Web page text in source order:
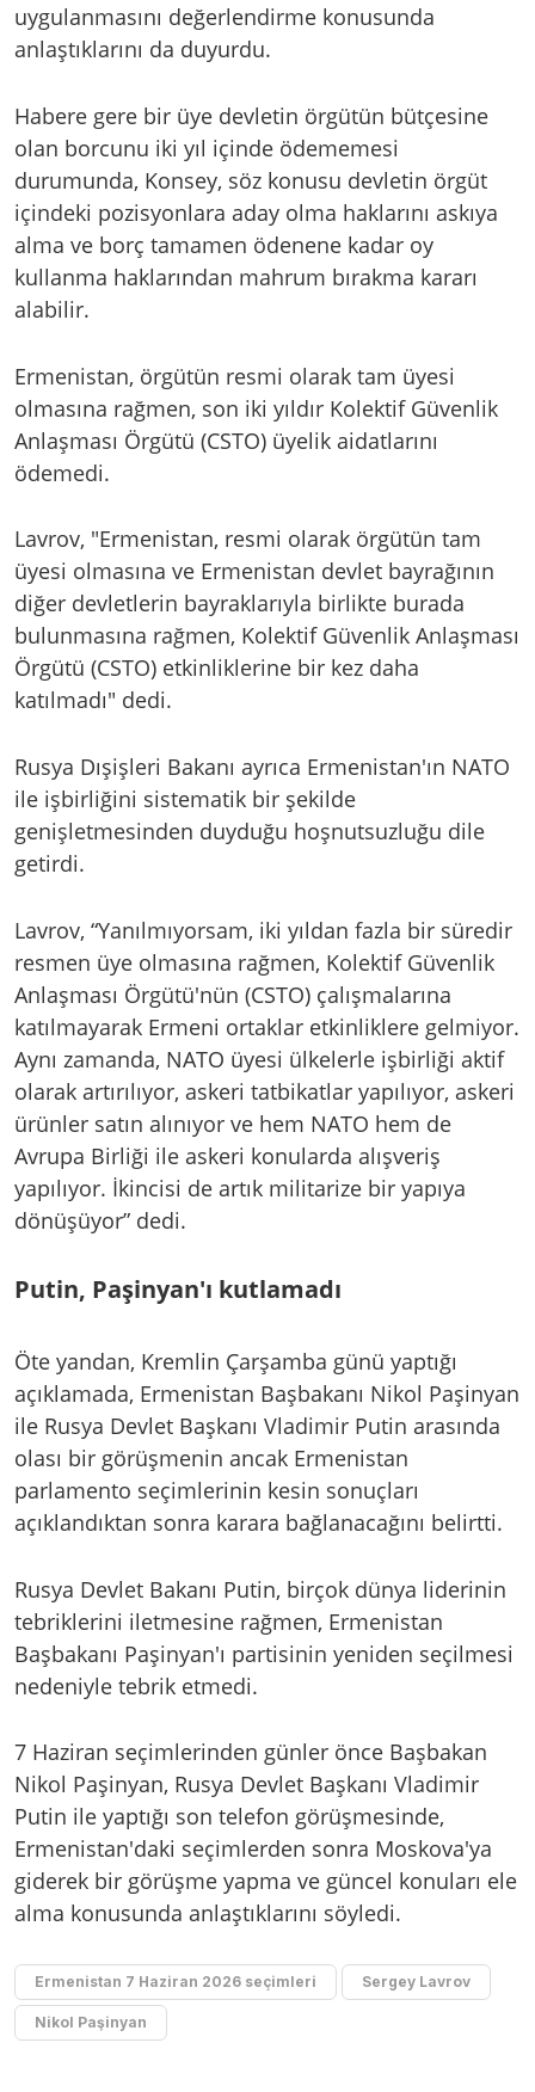
uygulanmasını değerlendirme konusunda
anlaştıklarını da duyurdu.
Habere gere bir üye devletin örgütün bütçesine
olan borcunu iki yıl içinde ödememesi
durumunda, Konsey, söz konusu devletin örgüt
içindeki pozisyonlara aday olma haklarını askıya
alma ve borç tamamen ödenene kadar oy
kullanma haklarından mahrum bırakma kararı
alabilir.
Ermenistan, örgütün resmi olarak tam üyesi
olmasına rağmen, son iki yıldır Kolektif Güvenlik
Anlaşması Örgütü (CSTO) üyelik aidatlarını
ödemedi.
Lavrov, "Ermenistan, resmi olarak örgütün tam
üyesi olmasına ve Ermenistan devlet bayrağının
diğer devletlerin bayraklarıyla birlikte burada
bulunmasına rağmen, Kolektif Güvenlik Anlaşması
Örgütü (CSTO) etkinliklerine bir kez daha
katılmadı" dedi.
Rusya Dışişleri Bakanı ayrıca Ermenistan'ın NATO
ile işbirliğini sistematik bir şekilde
genişletmesinden duyduğu hoşnutsuzluğu dile
getirdi.
Lavrov, “Yanılmıyorsam, iki yıldan fazla bir süredir
resmen üye olmasına rağmen, Kolektif Güvenlik
Anlaşması Örgütü'nün (CSTO) çalışmalarına
katılmayarak Ermeni ortaklar etkinliklere gelmiyor.
Aynı zamanda, NATO üyesi ülkelerle işbirliği aktif
olarak artırılıyor, askeri tatbikatlar yapılıyor, askeri
ürünler satın alınıyor ve hem NATO hem de
Avrupa Birliği ile askeri konularda alışveriş
yapılıyor. İkincisi de artık militarize bir yapıya
dönüşüyor” dedi.
Putin, Paşinyan'ı kutlamadı
Öte yandan, Kremlin Çarşamba günü yaptığı
açıklamada, Ermenistan Başbakanı Nikol Paşinyan
ile Rusya Devlet Başkanı Vladimir Putin arasında
olası bir görüşmenin ancak Ermenistan
parlamento seçimlerinin kesin sonuçları
açıklandıktan sonra karara bağlanacağını belirtti.
Rusya Devlet Bakanı Putin, birçok dünya liderinin
tebriklerini iletmesine rağmen, Ermenistan
Başbakanı Paşinyan'ı partisinin yeniden seçilmesi
nedeniyle tebrik etmedi.
7 Haziran seçimlerinden günler önce Başbakan
Nikol Paşinyan, Rusya Devlet Başkanı Vladimir
Putin ile yaptığı son telefon görüşmesinde,
Ermenistan'daki seçimlerden sonra Moskova'ya
giderek bir görüşme yapma ve güncel konuları ele
alma konusunda anlaştıklarını söyledi.
Ermenistan 7 Haziran 2026 seçimleri Sergey Lavrov
Nikol Paşinyan